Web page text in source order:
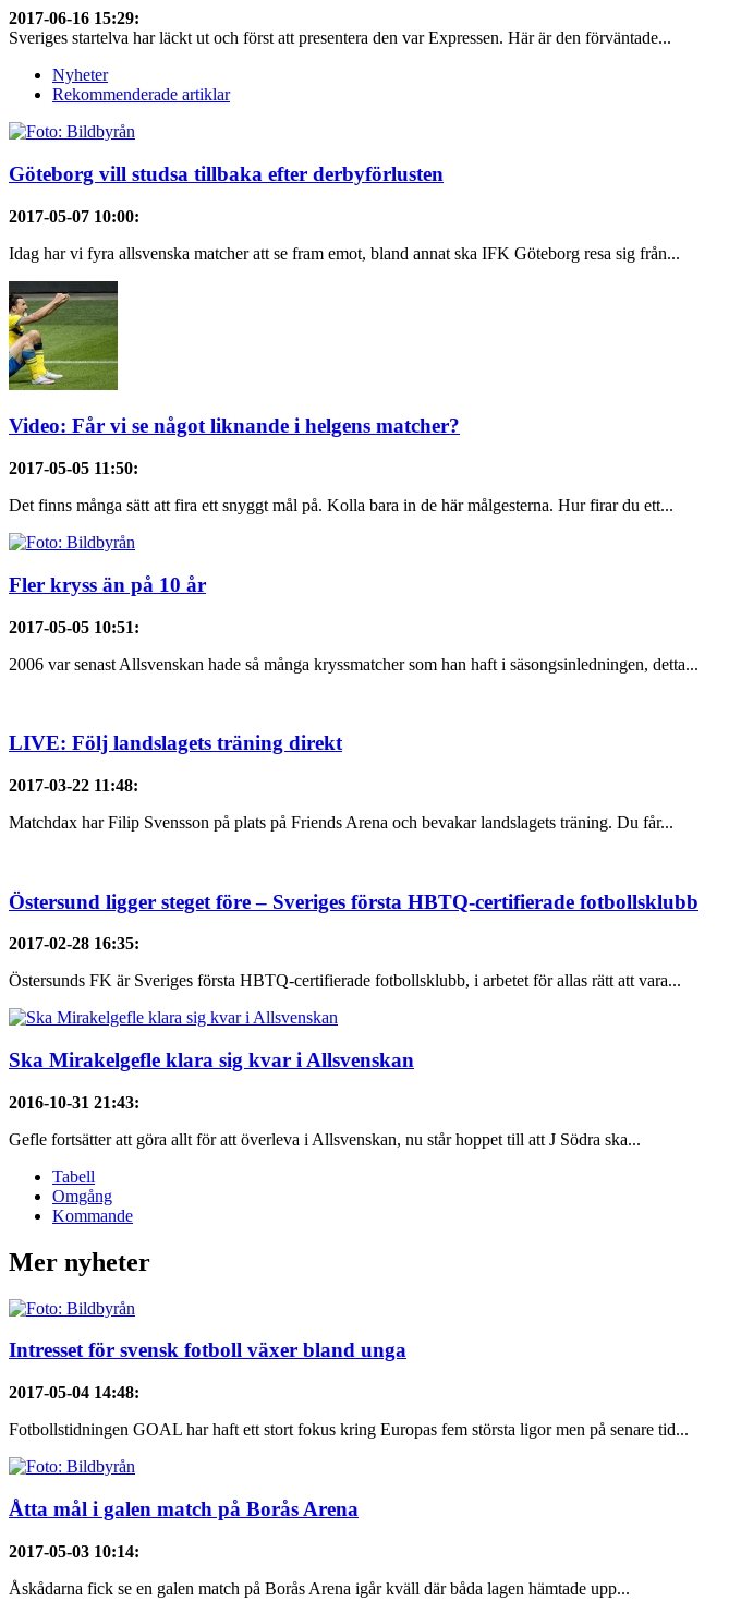
2017-06-16 15:29:
Sveriges startelva har läckt ut och först att presentera den var Expressen. Här är den förväntade...
Nyheter
Rekommenderade artiklar
Göteborg vill studsa tillbaka efter derbyförlusten
2017-05-07 10:00:
Idag har vi fyra allsvenska matcher att se fram emot, bland annat ska IFK Göteborg resa sig från...
Video: Får vi se något liknande i helgens matcher?
2017-05-05 11:50:
Det finns många sätt att fira ett snyggt mål på. Kolla bara in de här målgesterna. Hur firar du ett...
Fler kryss än på 10 år
2017-05-05 10:51:
2006 var senast Allsvenskan hade så många kryssmatcher som han haft i säsongsinledningen, detta...
LIVE: Följ landslagets träning direkt
2017-03-22 11:48:
Matchdax har Filip Svensson på plats på Friends Arena och bevakar landslagets träning. Du får...
Östersund ligger steget före – Sveriges första HBTQ-certifierade fotbollsklubb
2017-02-28 16:35:
Östersunds FK är Sveriges första HBTQ-certifierade fotbollsklubb, i arbetet för allas rätt att vara...
Ska Mirakelgefle klara sig kvar i Allsvenskan
2016-10-31 21:43:
Gefle fortsätter att göra allt för att överleva i Allsvenskan, nu står hoppet till att J Södra ska...
Tabell
Omgång
Kommande
Mer nyheter
Intresset för svensk fotboll växer bland unga
2017-05-04 14:48:
Fotbollstidningen GOAL har haft ett stort fokus kring Europas fem största ligor men på senare tid...
Åtta mål i galen match på Borås Arena
2017-05-03 10:14:
Åskådarna fick se en galen match på Borås Arena igår kväll där båda lagen hämtade upp...